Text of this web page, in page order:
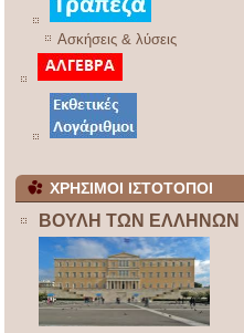
Ασκήσεις & λύσεις
ΧΡΗΣΙΜΟΙ ΙΣΤΟΤΟΠΟΙ
ΒΟΥΛΗ ΤΩΝ ΕΛΛΗΝΩΝ